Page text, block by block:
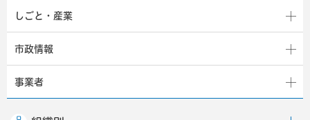
しごと・産業
市政情報
事業者